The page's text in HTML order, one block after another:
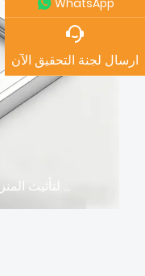
أدوات معدنية مصبوبة من الألومنيوم لتأثيث المنزل: حلول متينة وجميلة للحياة العصرية
ارسال لجنة التحقيق الآن